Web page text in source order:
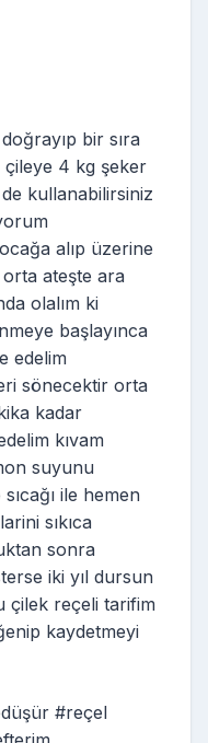
bir sıra
çileye 4 kg şeker
kullanabilirsiniz
alıp üzerine
ateşte ara
olalım ki
başlayınca
edelim
sönecektir orta
kadar
kıvam
suyunu
sıcağı ile hemen
sıkıca
sonra
iki yıl dursun
çilek reçeli tarifim
kaydetmeyi
#reçel